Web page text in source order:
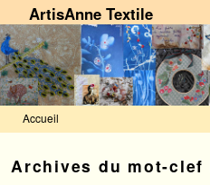
ArtisAnne Textile
Accueil
Archives du mot-clef